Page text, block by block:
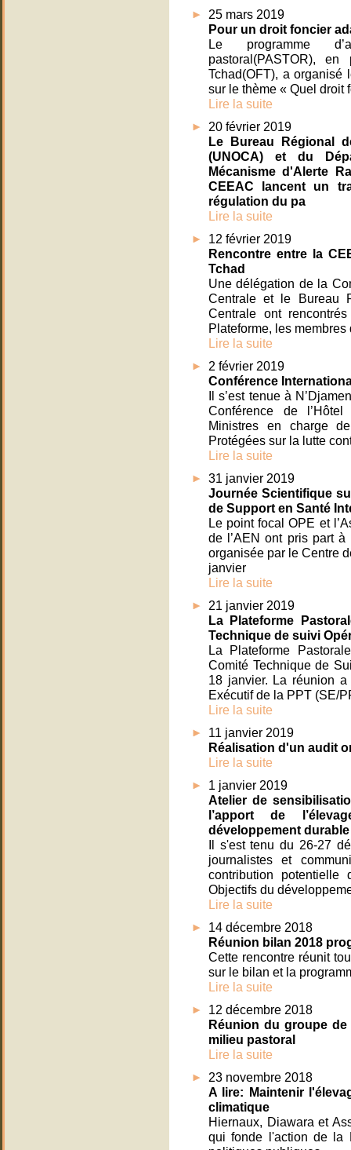
25 mars 2019
Pour un droit foncier
Le programme
pastoral(PASTOR),
Tchad(OFT), a
sur le thème « Quel droit
Lire la suite
20 février 2019
Le Bureau Régional
(UNOCA) et du
Mécanisme d'Alerte
CEEAC lancent un
régulation du pa
Lire la suite
12 février 2019
Rencontre entre la
Tchad
Une délégation de la
Centrale et le Bureau
Centrale ont
Plateforme, les
Lire la suite
2 février 2019
Conférence
Il s’est tenue à
Conférence de
Ministres en charge
Protégées sur la lutte
Lire la suite
31 janvier 2019
Journée Scientifique
de Support en Santé
Le point focal OPE et
de l’AEN ont pris part
organisée par le Centre
janvier
Lire la suite
21 janvier 2019
La Plateforme
Technique de suivi
La Plateforme
Comité Technique de
18 janvier. La réunion
Exécutif de la PPT (SE/
Lire la suite
11 janvier 2019
Réalisation d'un audit
Lire la suite
1 janvier 2019
Atelier de
l’apport de
développement
Il s'est tenu du 26-27
journalistes et
contribution potentielle
Objectifs du
Lire la suite
14 décembre 2018
Réunion bilan 2018
Cette rencontre réunit
sur le bilan et la
Lire la suite
12 décembre 2018
Réunion du groupe
milieu pastoral
Lire la suite
23 novembre 2018
A lire: Maintenir
climatique
Hiernaux, Diawara et
qui fonde l'action de la